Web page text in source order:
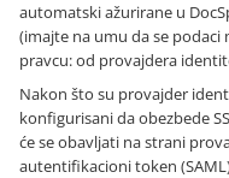
automatski ažurirane u
(imajte na umu da se
pravcu: od provajdera
Nakon što su provajder
konfigurisani da obezbede
će se obavljati na strani
autentifikacioni token